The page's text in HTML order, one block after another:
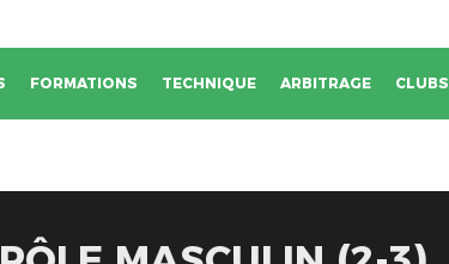
FORMATIONS TECHNIQUE ARBITRAGE CLUBS